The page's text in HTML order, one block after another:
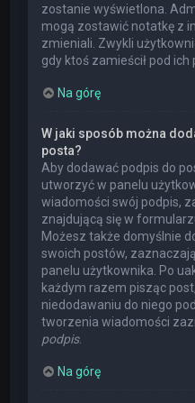
zostanie wyświetlona.
mogą zostawić notatkę z
zmieniali. Zwykli
gdy ktoś zamieścił pod
Na górę
W jaki sposób można
posta?
Aby dodawać podpis do
utworzyć w panelu
wiadomości swój podpis,
znajdującą się w
Możesz także domyślnie
swoich postów,
panelu użytkownika. Po
każdym razem pisząc
niedodawaniu do niego
tworzenia wiadomości
podpis.
Na górę